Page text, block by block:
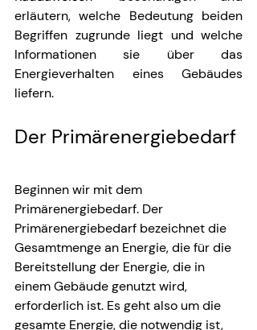
erläutern, welche Bedeutung beiden
Begriffen zugrunde liegt und welche
Informationen sie über das
Energieverhalten eines Gebäudes
liefern.
Der Primärenergiebedarf
Beginnen wir mit dem
Primärenergiebedarf. Der
Primärenergiebedarf bezeichnet die
Gesamtmenge an Energie, die für die
Bereitstellung der Energie, die in
einem Gebäude genutzt wird,
erforderlich ist. Es geht also um die
gesamte Energie, die notwendig ist,